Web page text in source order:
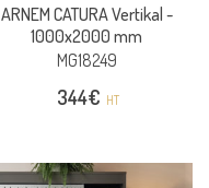
ARNEM CATURA Vertikal -
1000x2000 mm
MG18249
344€ HT